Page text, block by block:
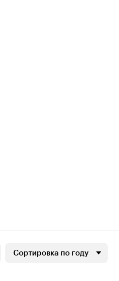
Сортировка по году